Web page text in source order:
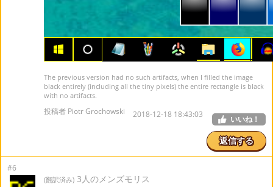
The previous version had no such artifacts, when I filled the image
black entirely (including all the tiny pixels) the entire rectangle is black
with no artifacts.
投稿者 Piotr Grochowski 2018-12-18 18:43:03 いいね！
返信する
#6
(翻訳済み) 3人のメンズモリス